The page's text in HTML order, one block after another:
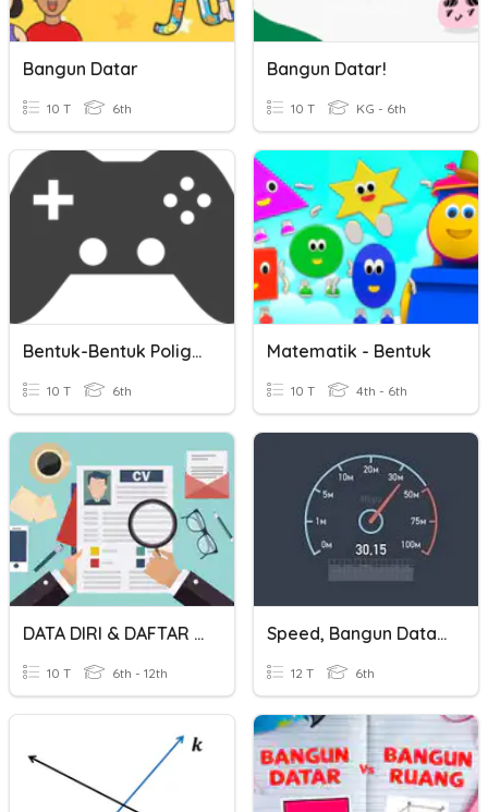
Bangun Datar
10 T 6th
Bangun Datar!
10 T KG - 6th
Bentuk-Bentuk Poligon Tahun 6
10 T 6th
Matematik - Bentuk
10 T 4th - 6th
DATA DIRI & DAFTAR RIWAYAT HIDUP
10 T 6th - 12th
Speed, Bangun Datar & Bangun Ruang
12 T 6th